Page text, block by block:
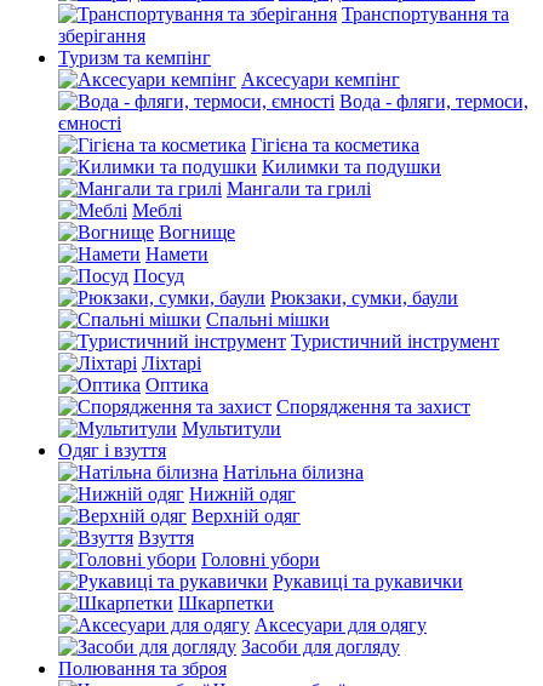
Транспортування та
зберігання
Туризм та кемпінг
Аксесуари кемпінг
Вода - фляги, термоси,
ємності
Гігієна та косметика
Килимки та подушки
Мангали та грилі
Меблі
Вогнище
Намети
Посуд
Рюкзаки, сумки, баули
Спальні мішки
Туристичний інструмент
Ліхтарі
Оптика
Спорядження та захист
Мультитули
Одяг і взуття
Натільна білизна
Нижній одяг
Верхній одяг
Взуття
Головні убори
Рукавиці та рукавички
Шкарпетки
Аксесуари для одягу
Засоби для догляду
Полювання та зброя